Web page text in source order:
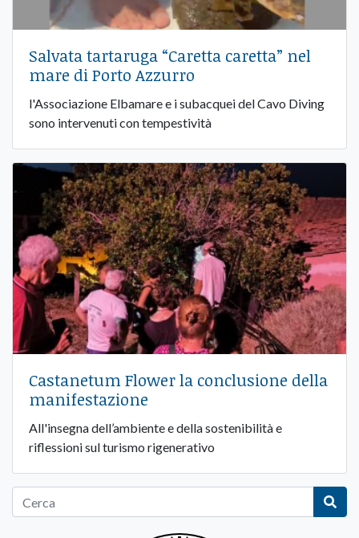
Salvata tartaruga “Caretta caretta” nel
mare di Porto Azzurro
l'Associazione Elbamare e i subacquei del Cavo Diving
sono intervenuti con tempestività
Castanetum Flower la conclusione della
manifestazione
All'insegna dell’ambiente e della sostenibilità e
riflessioni sul turismo rigenerativo